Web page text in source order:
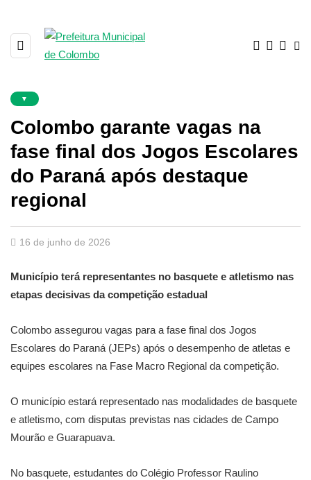
▼
Colombo garante vagas na
fase final dos Jogos Escolares
do Paraná após destaque
regional
16 de junho de 2026
Município terá representantes no basquete e atletismo nas
etapas decisivas da competição estadual
Colombo assegurou vagas para a fase final dos Jogos
Escolares do Paraná (JEPs) após o desempenho de atletas e
equipes escolares na Fase Macro Regional da competição.
O município estará representado nas modalidades de basquete
e atletismo, com disputas previstas nas cidades de Campo
Mourão e Guarapuava.
No basquete, estudantes do Colégio Professor Raulino